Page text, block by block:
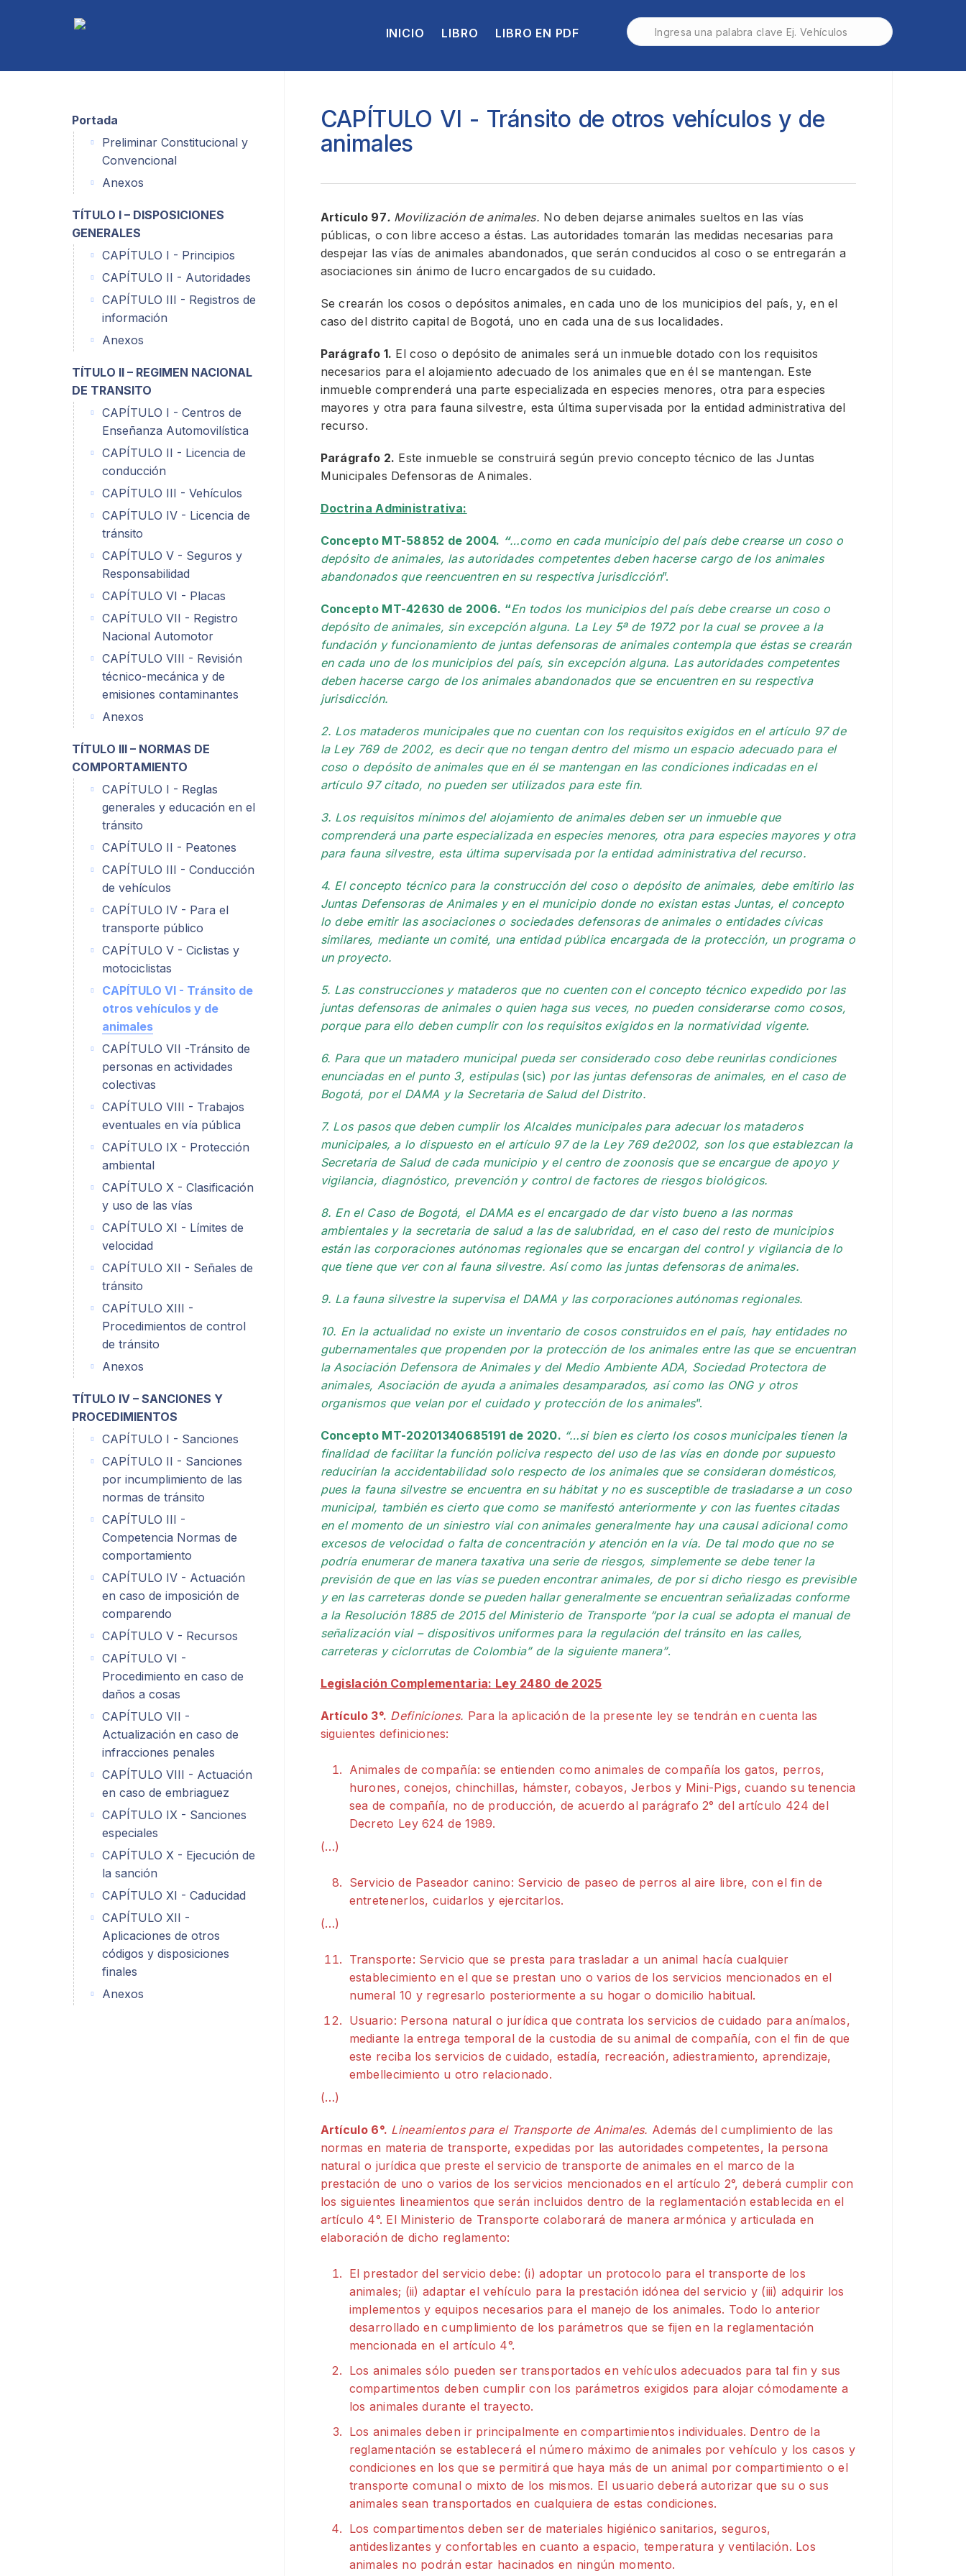
INICIO LIBRO LIBRO EN PDF
Portada
Preliminar Constitucional y
Convencional
Anexos
TÍTULO I – DISPOSICIONES
GENERALES
CAPÍTULO I - Principios
CAPÍTULO II - Autoridades
CAPÍTULO III - Registros de
información
Anexos
TÍTULO II – REGIMEN NACIONAL
DE TRANSITO
CAPÍTULO I - Centros de
Enseñanza Automovilística
CAPÍTULO II - Licencia de
conducción
CAPÍTULO III - Vehículos
CAPÍTULO IV - Licencia de
tránsito
CAPÍTULO V - Seguros y
Responsabilidad
CAPÍTULO VI - Placas
CAPÍTULO VII - Registro
Nacional Automotor
CAPÍTULO VIII - Revisión
técnico-mecánica y de
emisiones contaminantes
Anexos
TÍTULO III – NORMAS DE
COMPORTAMIENTO
CAPÍTULO I - Reglas
generales y educación en el
tránsito
CAPÍTULO II - Peatones
CAPÍTULO III - Conducción
de vehículos
CAPÍTULO IV - Para el
transporte público
CAPÍTULO V - Ciclistas y
motociclistas
CAPÍTULO VI - Tránsito de
otros vehículos y de
animales
CAPÍTULO VII -Tránsito de
personas en actividades
colectivas
CAPÍTULO VIII - Trabajos
eventuales en vía pública
CAPÍTULO IX - Protección
ambiental
CAPÍTULO X - Clasificación
y uso de las vías
CAPÍTULO XI - Límites de
velocidad
CAPÍTULO XII - Señales de
tránsito
CAPÍTULO XIII -
Procedimientos de control
de tránsito
Anexos
TÍTULO IV – SANCIONES Y
PROCEDIMIENTOS
CAPÍTULO I - Sanciones
CAPÍTULO II - Sanciones
por incumplimiento de las
normas de tránsito
CAPÍTULO III -
Competencia Normas de
comportamiento
CAPÍTULO IV - Actuación
en caso de imposición de
comparendo
CAPÍTULO V - Recursos
CAPÍTULO VI -
Procedimiento en caso de
daños a cosas
CAPÍTULO VII -
Actualización en caso de
infracciones penales
CAPÍTULO VIII - Actuación
en caso de embriaguez
CAPÍTULO IX - Sanciones
especiales
CAPÍTULO X - Ejecución de
la sanción
CAPÍTULO XI - Caducidad
CAPÍTULO XII -
Aplicaciones de otros
códigos y disposiciones
finales
Anexos
CAPÍTULO VI - Tránsito de otros vehículos y de
animales
Artículo 97. Movilización de animales. No deben dejarse animales sueltos en las vías
públicas, o con libre acceso a éstas. Las autoridades tomarán las medidas necesarias para
despejar las vías de animales abandonados, que serán conducidos al coso o se entregarán a
asociaciones sin ánimo de lucro encargados de su cuidado.
Se crearán los cosos o depósitos animales, en cada uno de los municipios del país, y, en el
caso del distrito capital de Bogotá, uno en cada una de sus localidades.
Parágrafo 1. El coso o depósito de animales será un inmueble dotado con los requisitos
necesarios para el alojamiento adecuado de los animales que en él se mantengan. Este
inmueble comprenderá una parte especializada en especies menores, otra para especies
mayores y otra para fauna silvestre, esta última supervisada por la entidad administrativa del
recurso.
Parágrafo 2. Este inmueble se construirá según previo concepto técnico de las Juntas
Municipales Defensoras de Animales.
Doctrina Administrativa:
Concepto MT-58852 de 2004. “…como en cada municipio del país debe crearse un coso o
depósito de animales, las autoridades competentes deben hacerse cargo de los animales
abandonados que reencuentren en su respectiva jurisdicción”.
Concepto MT-42630 de 2006. “En todos los municipios del país debe crearse un coso o
depósito de animales, sin excepción alguna. La Ley 5ª de 1972 por la cual se provee a la
fundación y funcionamiento de juntas defensoras de animales contempla que éstas se crearán
en cada uno de los municipios del país, sin excepción alguna. Las autoridades competentes
deben hacerse cargo de los animales abandonados que se encuentren en su respectiva
jurisdicción.
2. Los mataderos municipales que no cuentan con los requisitos exigidos en el artículo 97 de
la Ley 769 de 2002, es decir que no tengan dentro del mismo un espacio adecuado para el
coso o depósito de animales que en él se mantengan en las condiciones indicadas en el
artículo 97 citado, no pueden ser utilizados para este fin.
3. Los requisitos mínimos del alojamiento de animales deben ser un inmueble que
comprenderá una parte especializada en especies menores, otra para especies mayores y otra
para fauna silvestre, esta última supervisada por la entidad administrativa del recurso.
4. El concepto técnico para la construcción del coso o depósito de animales, debe emitirlo las
Juntas Defensoras de Animales y en el municipio donde no existan estas Juntas, el concepto
lo debe emitir las asociaciones o sociedades defensoras de animales o entidades cívicas
similares, mediante un comité, una entidad pública encargada de la protección, un programa o
un proyecto.
5. Las construcciones y mataderos que no cuenten con el concepto técnico expedido por las
juntas defensoras de animales o quien haga sus veces, no pueden considerarse como cosos,
porque para ello deben cumplir con los requisitos exigidos en la normatividad vigente.
6. Para que un matadero municipal pueda ser considerado coso debe reunirlas condiciones
enunciadas en el punto 3, estipulas (sic) por las juntas defensoras de animales, en el caso de
Bogotá, por el DAMA y la Secretaria de Salud del Distrito.
7. Los pasos que deben cumplir los Alcaldes municipales para adecuar los mataderos
municipales, a lo dispuesto en el artículo 97 de la Ley 769 de2002, son los que establezcan la
Secretaria de Salud de cada municipio y el centro de zoonosis que se encargue de apoyo y
vigilancia, diagnóstico, prevención y control de factores de riesgos biológicos.
8. En el Caso de Bogotá, el DAMA es el encargado de dar visto bueno a las normas
ambientales y la secretaria de salud a las de salubridad, en el caso del resto de municipios
están las corporaciones autónomas regionales que se encargan del control y vigilancia de lo
que tiene que ver con al fauna silvestre. Así como las juntas defensoras de animales.
9. La fauna silvestre la supervisa el DAMA y las corporaciones autónomas regionales.
10. En la actualidad no existe un inventario de cosos construidos en el país, hay entidades no
gubernamentales que propenden por la protección de los animales entre las que se encuentran
la Asociación Defensora de Animales y del Medio Ambiente ADA, Sociedad Protectora de
animales, Asociación de ayuda a animales desamparados, así como las ONG y otros
organismos que velan por el cuidado y protección de los animales”.
Concepto MT-20201340685191 de 2020. “…si bien es cierto los cosos municipales tienen la
finalidad de facilitar la función policiva respecto del uso de las vías en donde por supuesto
reducirían la accidentabilidad solo respecto de los animales que se consideran domésticos,
pues la fauna silvestre se encuentra en su hábitat y no es susceptible de trasladarse a un coso
municipal, también es cierto que como se manifestó anteriormente y con las fuentes citadas
en el momento de un siniestro vial con animales generalmente hay una causal adicional como
excesos de velocidad o falta de concentración y atención en la vía. De tal modo que no se
podría enumerar de manera taxativa una serie de riesgos, simplemente se debe tener la
previsión de que en las vías se pueden encontrar animales, de por si dicho riesgo es previsible
y en las carreteras donde se pueden hallar generalmente se encuentran señalizadas conforme
a la Resolución 1885 de 2015 del Ministerio de Transporte “por la cual se adopta el manual de
señalización vial – dispositivos uniformes para la regulación del tránsito en las calles,
carreteras y ciclorrutas de Colombia” de la siguiente manera”.
Legislación Complementaria: Ley 2480 de 2025
Artículo 3°. Definiciones. Para la aplicación de la presente ley se tendrán en cuenta las
siguientes definiciones:
Animales de compañía: se entienden como animales de compañía los gatos, perros,
hurones, conejos, chinchillas, hámster, cobayos, Jerbos y Mini-Pigs, cuando su tenencia
sea de compañía, no de producción, de acuerdo al parágrafo 2° del artículo 424 del
Decreto Ley 624 de 1989.
(…)
Servicio de Paseador canino: Servicio de paseo de perros al aire libre, con el fin de
entretenerlos, cuidarlos y ejercitarlos.
(…)
Transporte: Servicio que se presta para trasladar a un animal hacía cualquier
establecimiento en el que se prestan uno o varios de los servicios mencionados en el
numeral 10 y regresarlo posteriormente a su hogar o domicilio habitual.
Usuario: Persona natural o jurídica que contrata los servicios de cuidado para anímalos,
mediante la entrega temporal de la custodia de su animal de compañía, con el fin de que
este reciba los servicios de cuidado, estadía, recreación, adiestramiento, aprendizaje,
embellecimiento u otro relacionado.
(…)
Artículo 6°. Lineamientos para el Transporte de Animales. Además del cumplimiento de las
normas en materia de transporte, expedidas por las autoridades competentes, la persona
natural o jurídica que preste el servicio de transporte de animales en el marco de la
prestación de uno o varios de los servicios mencionados en el artículo 2°, deberá cumplir con
los siguientes lineamientos que serán incluidos dentro de la reglamentación establecida en el
artículo 4°. El Ministerio de Transporte colaborará de manera armónica y articulada en
elaboración de dicho reglamento:
El prestador del servicio debe: (i) adoptar un protocolo para el transporte de los
animales; (ii) adaptar el vehículo para la prestación idónea del servicio y (iii) adquirir los
implementos y equipos necesarios para el manejo de los animales. Todo lo anterior
desarrollado en cumplimiento de los parámetros que se fijen en la reglamentación
mencionada en el artículo 4°.
Los animales sólo pueden ser transportados en vehículos adecuados para tal fin y sus
compartimentos deben cumplir con los parámetros exigidos para alojar cómodamente a
los animales durante el trayecto.
Los animales deben ir principalmente en compartimientos individuales. Dentro de la
reglamentación se establecerá el número máximo de animales por vehículo y los casos y
condiciones en los que se permitirá que haya más de un animal por compartimiento o el
transporte comunal o mixto de los mismos. El usuario deberá autorizar que su o sus
animales sean transportados en cualquiera de estas condiciones.
Los compartimentos deben ser de materiales higiénico sanitarios, seguros,
antideslizantes y confortables en cuanto a espacio, temperatura y ventilación. Los
animales no podrán estar hacinados en ningún momento.